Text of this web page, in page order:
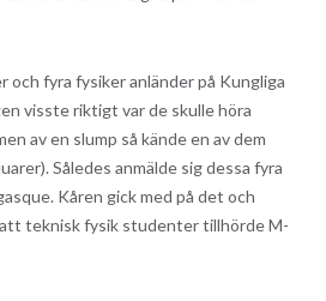
och fyra fysiker anländer på Kungliga
visste riktigt var de skulle höra
av en slump så kände en av dem
Således anmälde sig dessa fyra
Kåren gick med på det och
teknisk fysik studenter tillhörde M-